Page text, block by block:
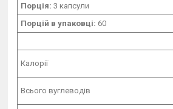
Порція: 3 капсули
Порцій в упаковці: 60
Калорії
Всього вуглеводів